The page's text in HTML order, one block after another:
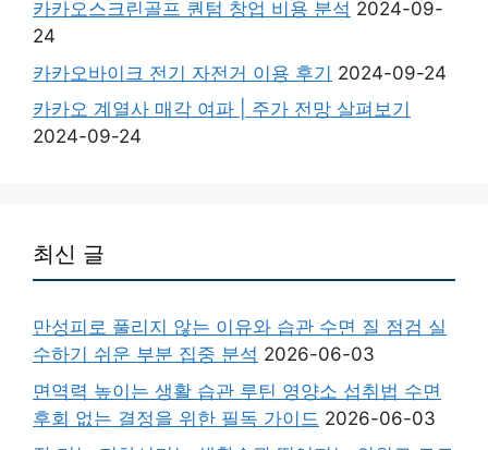
카카오스크린골프 퀀텀 창업 비용 분석 2024-09-
24
카카오바이크 전기 자전거 이용 후기 2024-09-24
카카오 계열사 매각 여파 | 주가 전망 살펴보기
2024-09-24
최신 글
만성피로 풀리지 않는 이유와 습관 수면 질 점검 실
수하기 쉬운 부분 집중 분석 2026-06-03
면역력 높이는 생활 습관 루틴 영양소 섭취법 수면
후회 없는 결정을 위한 필독 가이드 2026-06-03